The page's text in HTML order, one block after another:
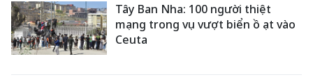
Tây Ban Nha: 100 người thiệt
mạng trong vụ vượt biển ồ ạt vào
Ceuta